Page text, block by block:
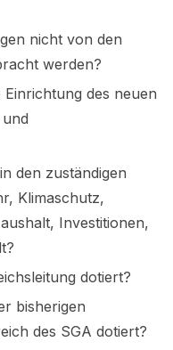
nicht von den
werden?
des neuen
den zuständigen
Klimaschutz,
Investitionen,
dotiert?
bisherigen
des SGA dotiert?